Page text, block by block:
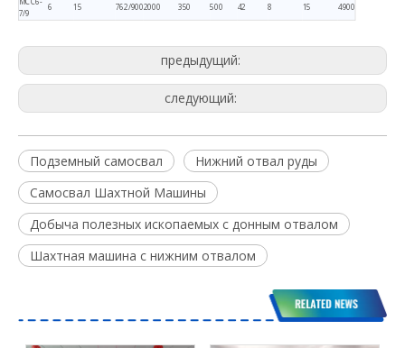
7/9
6 15 762/9002000 350 500 42 8 15 4900
предыдущий:
следующий:
Подземный самосвал
Нижний отвал руды
Самосвал Шахтной Машины
Добыча полезных ископаемых с донным отвалом
Шахтная машина с нижним отвалом